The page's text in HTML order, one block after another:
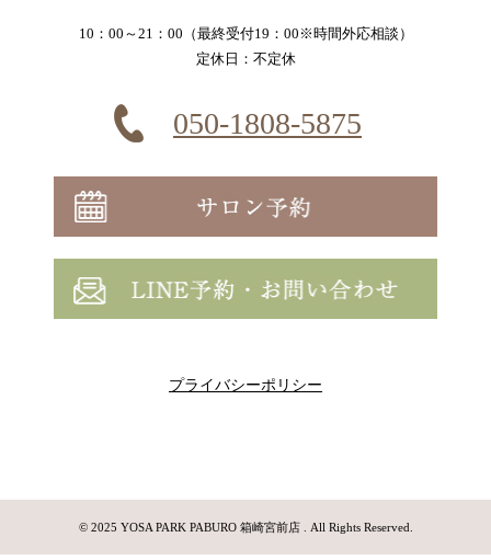
10：00～21：00（最終受付19：00※時間外応相談）
定休日：不定休
050-1808-5875
プライバシーポリシー
© 2025 YOSA PARK PABURO 箱崎宮前店 . All Rights Reserved.